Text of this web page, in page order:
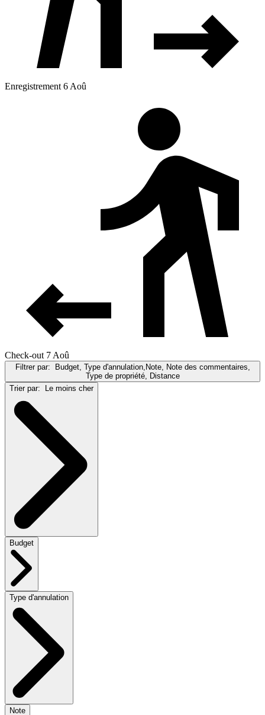
Enregistrement 6 Aoû
Check-out 7 Aoû
Filtrer par:
Budget, Type d'annulation,Note, Note des commentaires,
Type de propriété, Distance
Trier par:
Le moins cher
Budget
Type d'annulation
Note